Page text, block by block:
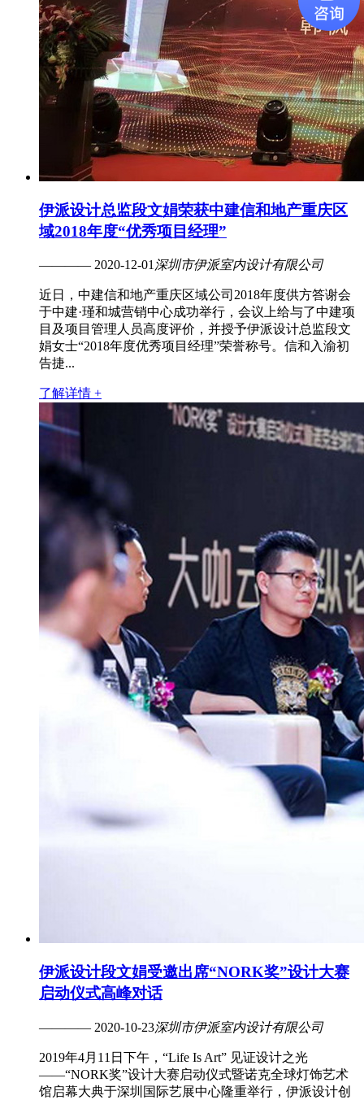
伊派设计总监段文娟荣获中建信和地产重庆区
域2018年度“优秀项目经理”
———— 2020-12-01深圳市伊派室内设计有限公司
近日，中建信和地产重庆区域公司2018年度供方答谢会
于中建·瑾和城营销中心成功举行，会议上给与了中建项
目及项目管理人员高度评价，并授予伊派设计总监段文
娟女士“2018年度优秀项目经理”荣誉称号。信和入渝初
告捷...
了解详情 +
伊派设计段文娟受邀出席“NORK奖”设计大赛
启动仪式高峰对话
———— 2020-10-23深圳市伊派室内设计有限公司
2019年4月11日下午，“Life Is Art” 见证设计之光
——“NORK奖”设计大赛启动仪式暨诺克全球灯饰艺术
馆启幕大典于深圳国际艺展中心隆重举行，伊派设计创